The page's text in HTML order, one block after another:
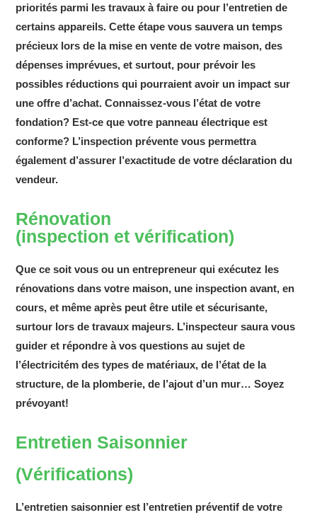
priorités parmi les travaux à faire ou pour l’entretien de
certains appareils. Cette étape vous sauvera un temps
précieux lors de la mise en vente de votre maison, des
dépenses imprévues, et surtout, pour prévoir les
possibles réductions qui pourraient avoir un impact sur
une offre d’achat. Connaissez-vous l’état de votre
fondation? Est-ce que votre panneau électrique est
conforme? L’inspection prévente vous permettra
également d’assurer l’exactitude de votre déclaration du
vendeur.
Rénovation
(inspection et vérification)
Que ce soit vous ou un entrepreneur qui exécutez les
rénovations dans votre maison, une inspection avant, en
cours, et même après peut être utile et sécurisante,
surtour lors de travaux majeurs. L’inspecteur saura vous
guider et répondre à vos questions au sujet de
l’électricitém des types de matériaux, de l’état de la
structure, de la plomberie, de l’ajout d’un mur… Soyez
prévoyant!
Entretien Saisonnier
(Vérifications)
L’entretien saisonnier est l’entretien préventif de votre